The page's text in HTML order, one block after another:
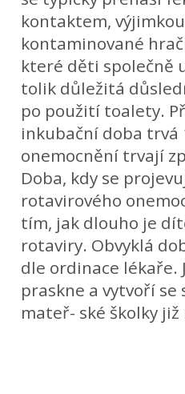
kontaktem,
kontaminované
které děti společně
tolik důležitá
po použití toalety.
inkubační doba trvá
onemocnění trvají
Doba, kdy se
rotavirového
tím, jak dlouho je
rotaviry. Obvyklá
dle ordinace lékaře.
praskne a vytvoří se
mateř- ské školky již